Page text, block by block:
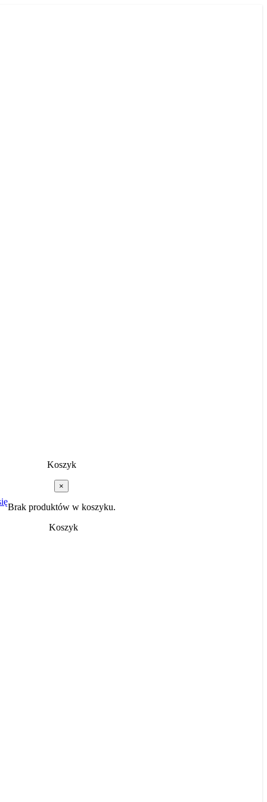
Koszyk
×
Brak produktów w koszyku.
Koszyk